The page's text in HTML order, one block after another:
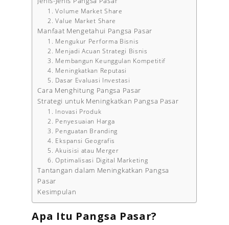
1. Volume Market Share
2. Value Market Share
Manfaat Mengetahui Pangsa Pasar
1. Mengukur Performa Bisnis
2. Menjadi Acuan Strategi Bisnis
3. Membangun Keunggulan Kompetitif
4. Meningkatkan Reputasi
5. Dasar Evaluasi Investasi
Cara Menghitung Pangsa Pasar
Strategi untuk Meningkatkan Pangsa Pasar
1. Inovasi Produk
2. Penyesuaian Harga
3. Penguatan Branding
4. Ekspansi Geografis
5. Akuisisi atau Merger
6. Optimalisasi Digital Marketing
Tantangan dalam Meningkatkan Pangsa
Pasar
Kesimpulan
Apa Itu Pangsa Pasar?